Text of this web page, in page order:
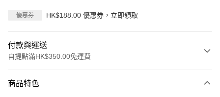
優惠券 HK$188.00 優惠券，立即領取
付款與運送
自提點滿HK$350.00免運費
信用卡
商品特色